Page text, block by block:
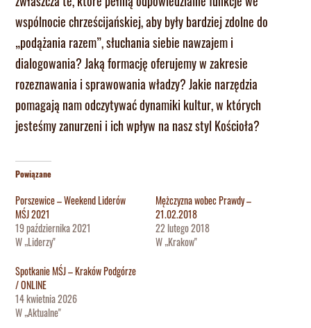
wspólnocie chrześcijańskiej, aby były bardziej zdolne do
„podążania razem”, słuchania siebie nawzajem i
dialogowania? Jaką formację oferujemy w zakresie
rozeznawania i sprawowania władzy? Jakie narzędzia
pomagają nam odczytywać dynamiki kultur, w których
jesteśmy zanurzeni i ich wpływ na nasz styl Kościoła?
Powiązane
Porszewice – Weekend Liderów
MŚJ 2021
19 października 2021
W „Liderzy"
Mężczyzna wobec Prawdy –
21.02.2018
22 lutego 2018
W „Krakow"
Spotkanie MŚJ – Kraków Podgórze
/ ONLINE
14 kwietnia 2026
W „Aktualne"